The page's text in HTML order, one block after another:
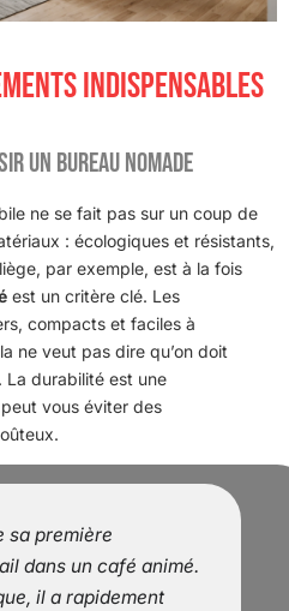
INDISPENSABLES
un bureau nomade
ne se fait pas sur un coup de
: écologiques et résistants,
par exemple, est à la fois
est un critère clé. Les
compacts et faciles à
ne veut pas dire qu’on doit
La durabilité est une
vous éviter des
sa première
dans un café animé.
il a rapidement